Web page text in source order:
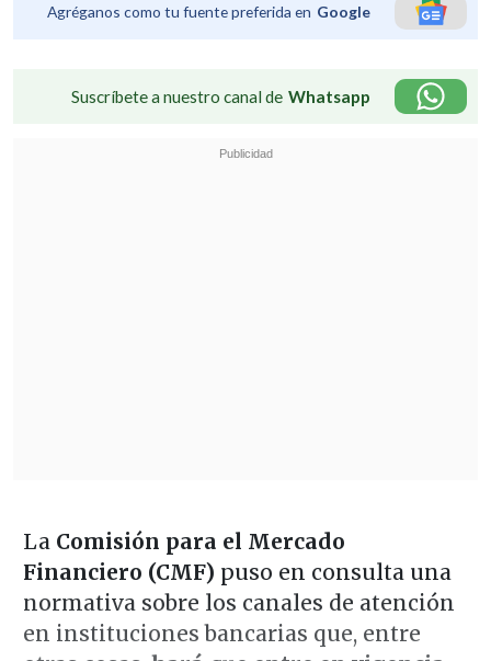
Agréganos como tu fuente preferida en Google
Suscríbete a nuestro canal de Whatsapp
La Comisión para el Mercado
Financiero (CMF) puso en consulta una
normativa sobre los canales de atención
en instituciones bancarias que, entre